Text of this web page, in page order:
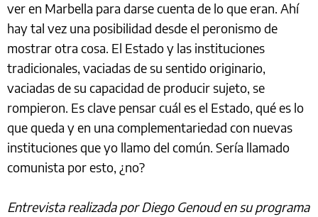
ver en Marbella para darse cuenta de lo que eran. Ahí
hay tal vez una posibilidad desde el peronismo de
mostrar otra cosa. El Estado y las instituciones
tradicionales, vaciadas de su sentido originario,
vaciadas de su capacidad de producir sujeto, se
rompieron. Es clave pensar cuál es el Estado, qué es lo
que queda y en una complementariedad con nuevas
instituciones que yo llamo del común. Sería llamado
comunista por esto, ¿no?
Entrevista realizada por Diego Genoud en su programa